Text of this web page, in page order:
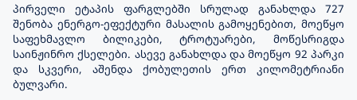
პირველი ეტაპის ფარგლებში სრულად განახლდა 727
შენობა ენერგო-ეფექტური მასალის გამოყენებით, მოეწყო
საფეხმავლო ბილიკები, ტროტუარები, მოწესრიგდა
საინჟინრო ქსელები. ასევე განახლდა და მოეწყო 92 პარკი
და სკვერი, აშენდა ქობულეთის ერთ კილომეტრიანი
ბულვარი.